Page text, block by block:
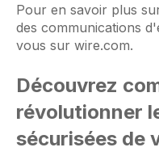
Pour en savoir plus
des communications
vous sur wire.com.
Découvrez
révolutionner
sécurisées de